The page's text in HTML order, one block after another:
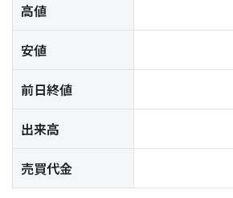
高値
安値
前日終値
出来高
売買代金